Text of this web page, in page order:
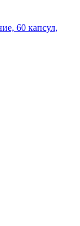
60 капсул,